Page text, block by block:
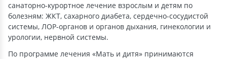
санаторно-курортное лечение взрослым и детям по
болезням: ЖКТ, сахарного диабета, сердечно-сосудистой
системы, ЛОР-органов и органов дыхания, гинекологии и
урологии, нервной системы.
По программе лечения «Мать и дитя» принимаются